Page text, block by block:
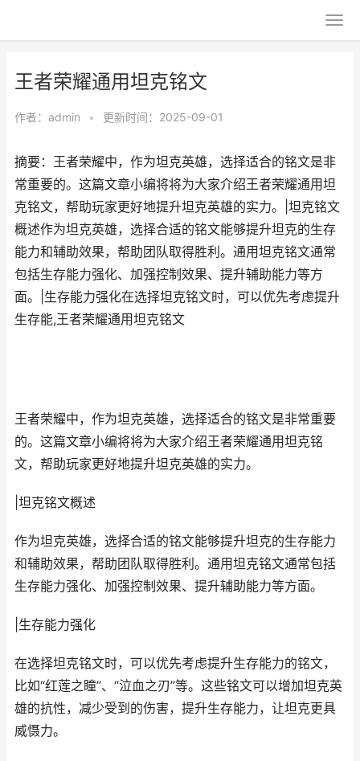
王者荣耀通用坦克铭文
作者： admin • 更新时间：2025-09-01
摘要：王者荣耀中，作为坦克英雄，选择适合的铭文是非
常重要的。这篇文章小编将将为大家介绍王者荣耀通用坦
克铭文，帮助玩家更好地提升坦克英雄的实力。|坦克铭文
概述作为坦克英雄，选择合适的铭文能够提升坦克的生存
能力和辅助效果，帮助团队取得胜利。通用坦克铭文通常
包括生存能力强化、加强控制效果、提升辅助能力等方
面。|生存能力强化在选择坦克铭文时，可以优先考虑提升
生存能,王者荣耀通用坦克铭文
王者荣耀中，作为坦克英雄，选择适合的铭文是非常重要
的。这篇文章小编将将为大家介绍王者荣耀通用坦克铭
文，帮助玩家更好地提升坦克英雄的实力。
|坦克铭文概述
作为坦克英雄，选择合适的铭文能够提升坦克的生存能力
和辅助效果，帮助团队取得胜利。通用坦克铭文通常包括
生存能力强化、加强控制效果、提升辅助能力等方面。
|生存能力强化
在选择坦克铭文时，可以优先考虑提升生存能力的铭文，
比如“红莲之瞳”、“泣血之刃”等。这些铭文可以增加坦克英
雄的抗性，减少受到的伤害，提升生存能力，让坦克更具
威慑力。